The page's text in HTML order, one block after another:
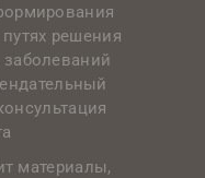
решения
материалы,